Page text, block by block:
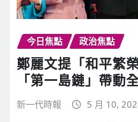
今日焦點 政治焦點
鄭麗文提「和平繁
「第一島鏈」帶動
新一代時報 5 月 10,